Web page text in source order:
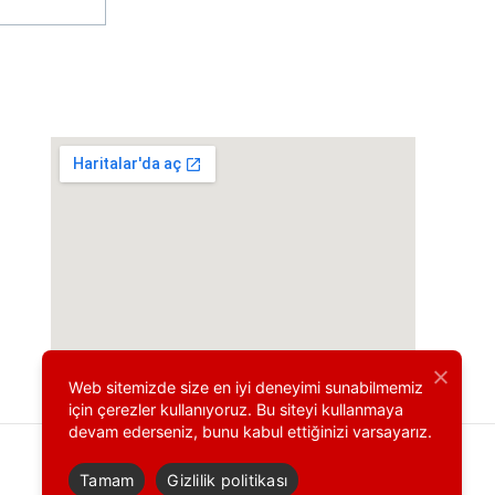
Web sitemizde size en iyi deneyimi sunabilmemiz
için çerezler kullanıyoruz. Bu siteyi kullanmaya
devam ederseniz, bunu kabul ettiğinizi varsayarız.
Tamam Gizlilik politikası